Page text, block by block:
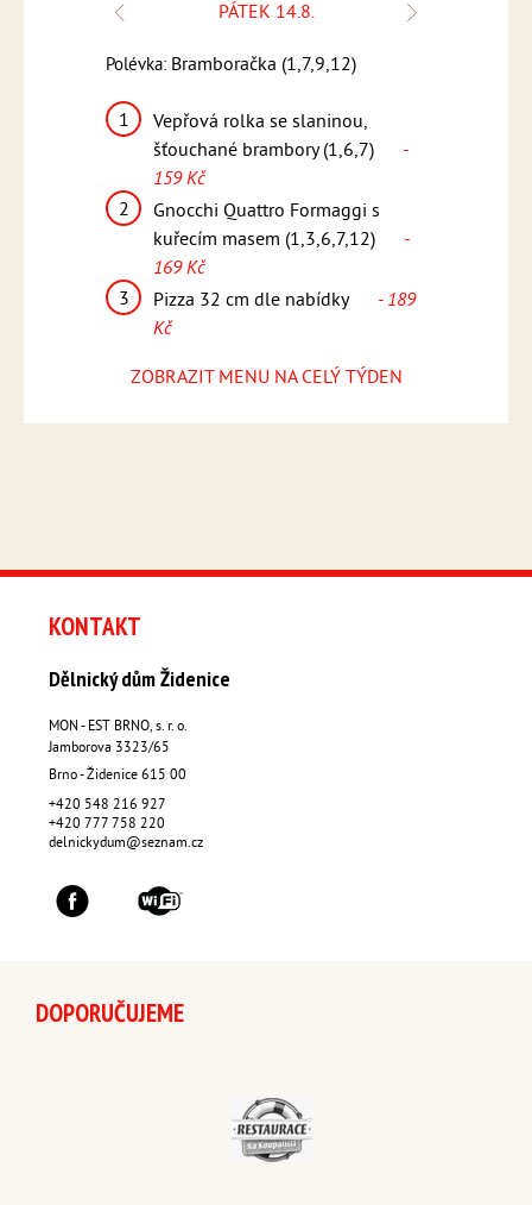
PÁTEK 14.8.
Polévka: Bramboračka (1,7,9,12)
1
Vepřová rolka se slaninou,
šťouchané brambory (1,6,7)
-
159 Kč
2
Gnocchi Quattro Formaggi s
kuřecím masem (1,3,6,7,12)
-
169 Kč
3
Pizza 32 cm dle nabídky
- 189
Kč
ZOBRAZIT MENU NA CELÝ TÝDEN
KONTAKT
Dělnický dům Židenice
MON - EST BRNO, s. r. o.
Jamborova 3323/65
Brno - Židenice 615 00
+420 548 216 927
+420 777 758 220
delnickydum@seznam.cz
DOPORUČUJEME